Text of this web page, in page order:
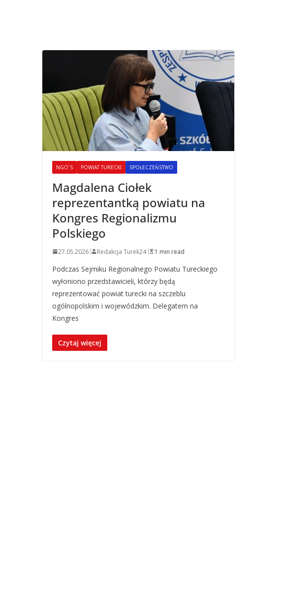
NGO`S POWIAT TURECKI SPOŁECZEŃSTWO
Magdalena Ciołek
reprezentantką powiatu na
Kongres Regionalizmu
Polskiego
27.05.2026 Redakcja Turek24 1 min read
Podczas Sejmiku Regionalnego Powiatu Tureckiego
wyłoniono przedstawicieli, którzy będą
reprezentować powiat turecki na szczeblu
ogólnopolskim i wojewódzkim. Delegatem na
Kongres
Czytaj więcej